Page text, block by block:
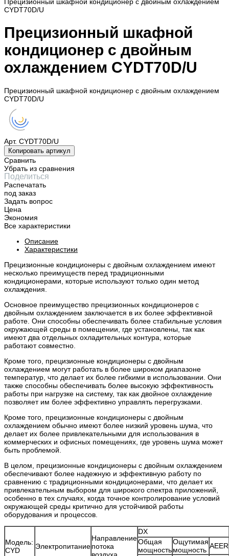
CYDT70D/U
Прецизионный шкафной
кондиционер с двойным
охлаждением CYDT70D/U
Прецизионный шкафной кондиционер с двойным охлаждением
CYDT70D/U
Арт. CYDT70D/U
Копировать артикул
Сравнить
Убрать из сравнения
Поделиться
Распечатать
под заказ
Задать вопрос
Цена
Экономия
Все характеристики
Описание
Характеристики
Прецизионные кондиционеры с двойным охлаждением имеют
несколько преимуществ перед традиционными
кондиционерами, которые используют только один метод
охлаждения.
Основное преимущество прецизионных кондиционеров с
двойным охлаждением заключается в их более эффективной
работе. Они способны обеспечивать более стабильные условия
окружающей среды в помещении, где установлены, так как
имеют два отдельных охладительных контура, которые
работают совместно.
Кроме того, прецизионные кондиционеры с двойным
охлаждением могут работать в более широком диапазоне
температур, что делает их более гибкими в использовании. Они
также способны обеспечивать более высокую эффективность
работы при нагрузке на систему, так как двойное охлаждение
позволяет им более эффективно управлять перегрузками.
Кроме того, прецизионные кондиционеры с двойным
охлаждением обычно имеют более низкий уровень шума, что
делает их более привлекательными для использования в
коммерческих и офисных помещениях, где уровень шума может
быть проблемой.
В целом, прецизионные кондиционеры с двойным охлаждением
обеспечивают более надежную и эффективную работу по
сравнению с традиционными кондиционерами, что делает их
привлекательным выбором для широкого спектра приложений,
особенно в тех случаях, когда точное контролирование условий
окружающей среды критично для устойчивой работы
оборудования и процессов.
Модель:
CYD
Электропитание
Направление
потока
DX
Общая
мощность
Ощутимая
мощность AEER